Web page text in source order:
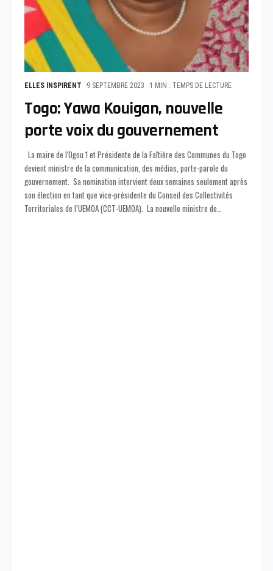
ELLES INSPIRENT 9 SEPTEMBRE 2023 1 MIN : TEMPS DE LECTURE
Togo: Yawa Kouigan, nouvelle
porte voix du gouvernement
La maire de l'Ogou 1 et Présidente de la Faîtière des Communes du Togo
devient ministre de la communication, des médias, porte-parole du
gouvernement. Sa nomination intervient deux semaines seulement après
son élection en tant que vice-présidente du Conseil des Collectivités
Territoriales de l’UEMOA (CCT-UEMOA). La nouvelle ministre de…